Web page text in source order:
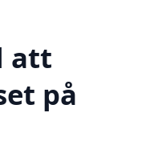
att
på